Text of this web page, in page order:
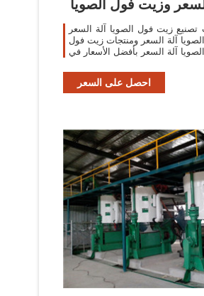
وزيت فول الصويا
زيت فول الصويا آلة السعر
آلة السعر ومنتجات زيت فول
الصويا آلة السعر بأفضل الأسعار في
احصل على السعر